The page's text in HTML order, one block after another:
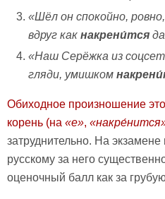
«Шёл он спокойно,
вдруг какнакрени́тся
«Наш Серёжка из
гляди, умишком
Обиходное произношение
корень (на «е»,
затруднительно. На
русскому за него
оценочный балл как за